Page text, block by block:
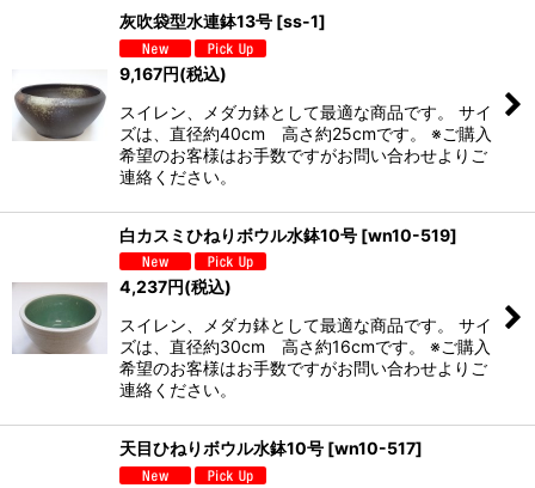
灰吹袋型水連鉢13号 [ss-1]
9,167円(税込)
スイレン、メダカ鉢として最適な商品です。 サイ
ズは、直径約40cm 高さ約25cmです。 ※ご購入
希望のお客様はお手数ですがお問い合わせよりご
連絡ください。
白カスミひねりボウル水鉢10号 [wn10-519]
4,237円(税込)
スイレン、メダカ鉢として最適な商品です。 サイ
ズは、直径約30cm 高さ約16cmです。 ※ご購入
希望のお客様はお手数ですがお問い合わせよりご
連絡ください。
天目ひねりボウル水鉢10号 [wn10-517]